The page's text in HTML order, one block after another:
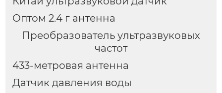
Оптом 2.4 г антенна
Преобразователь ультразвуковых
частот
433-метровая антенна
Датчик давления воды